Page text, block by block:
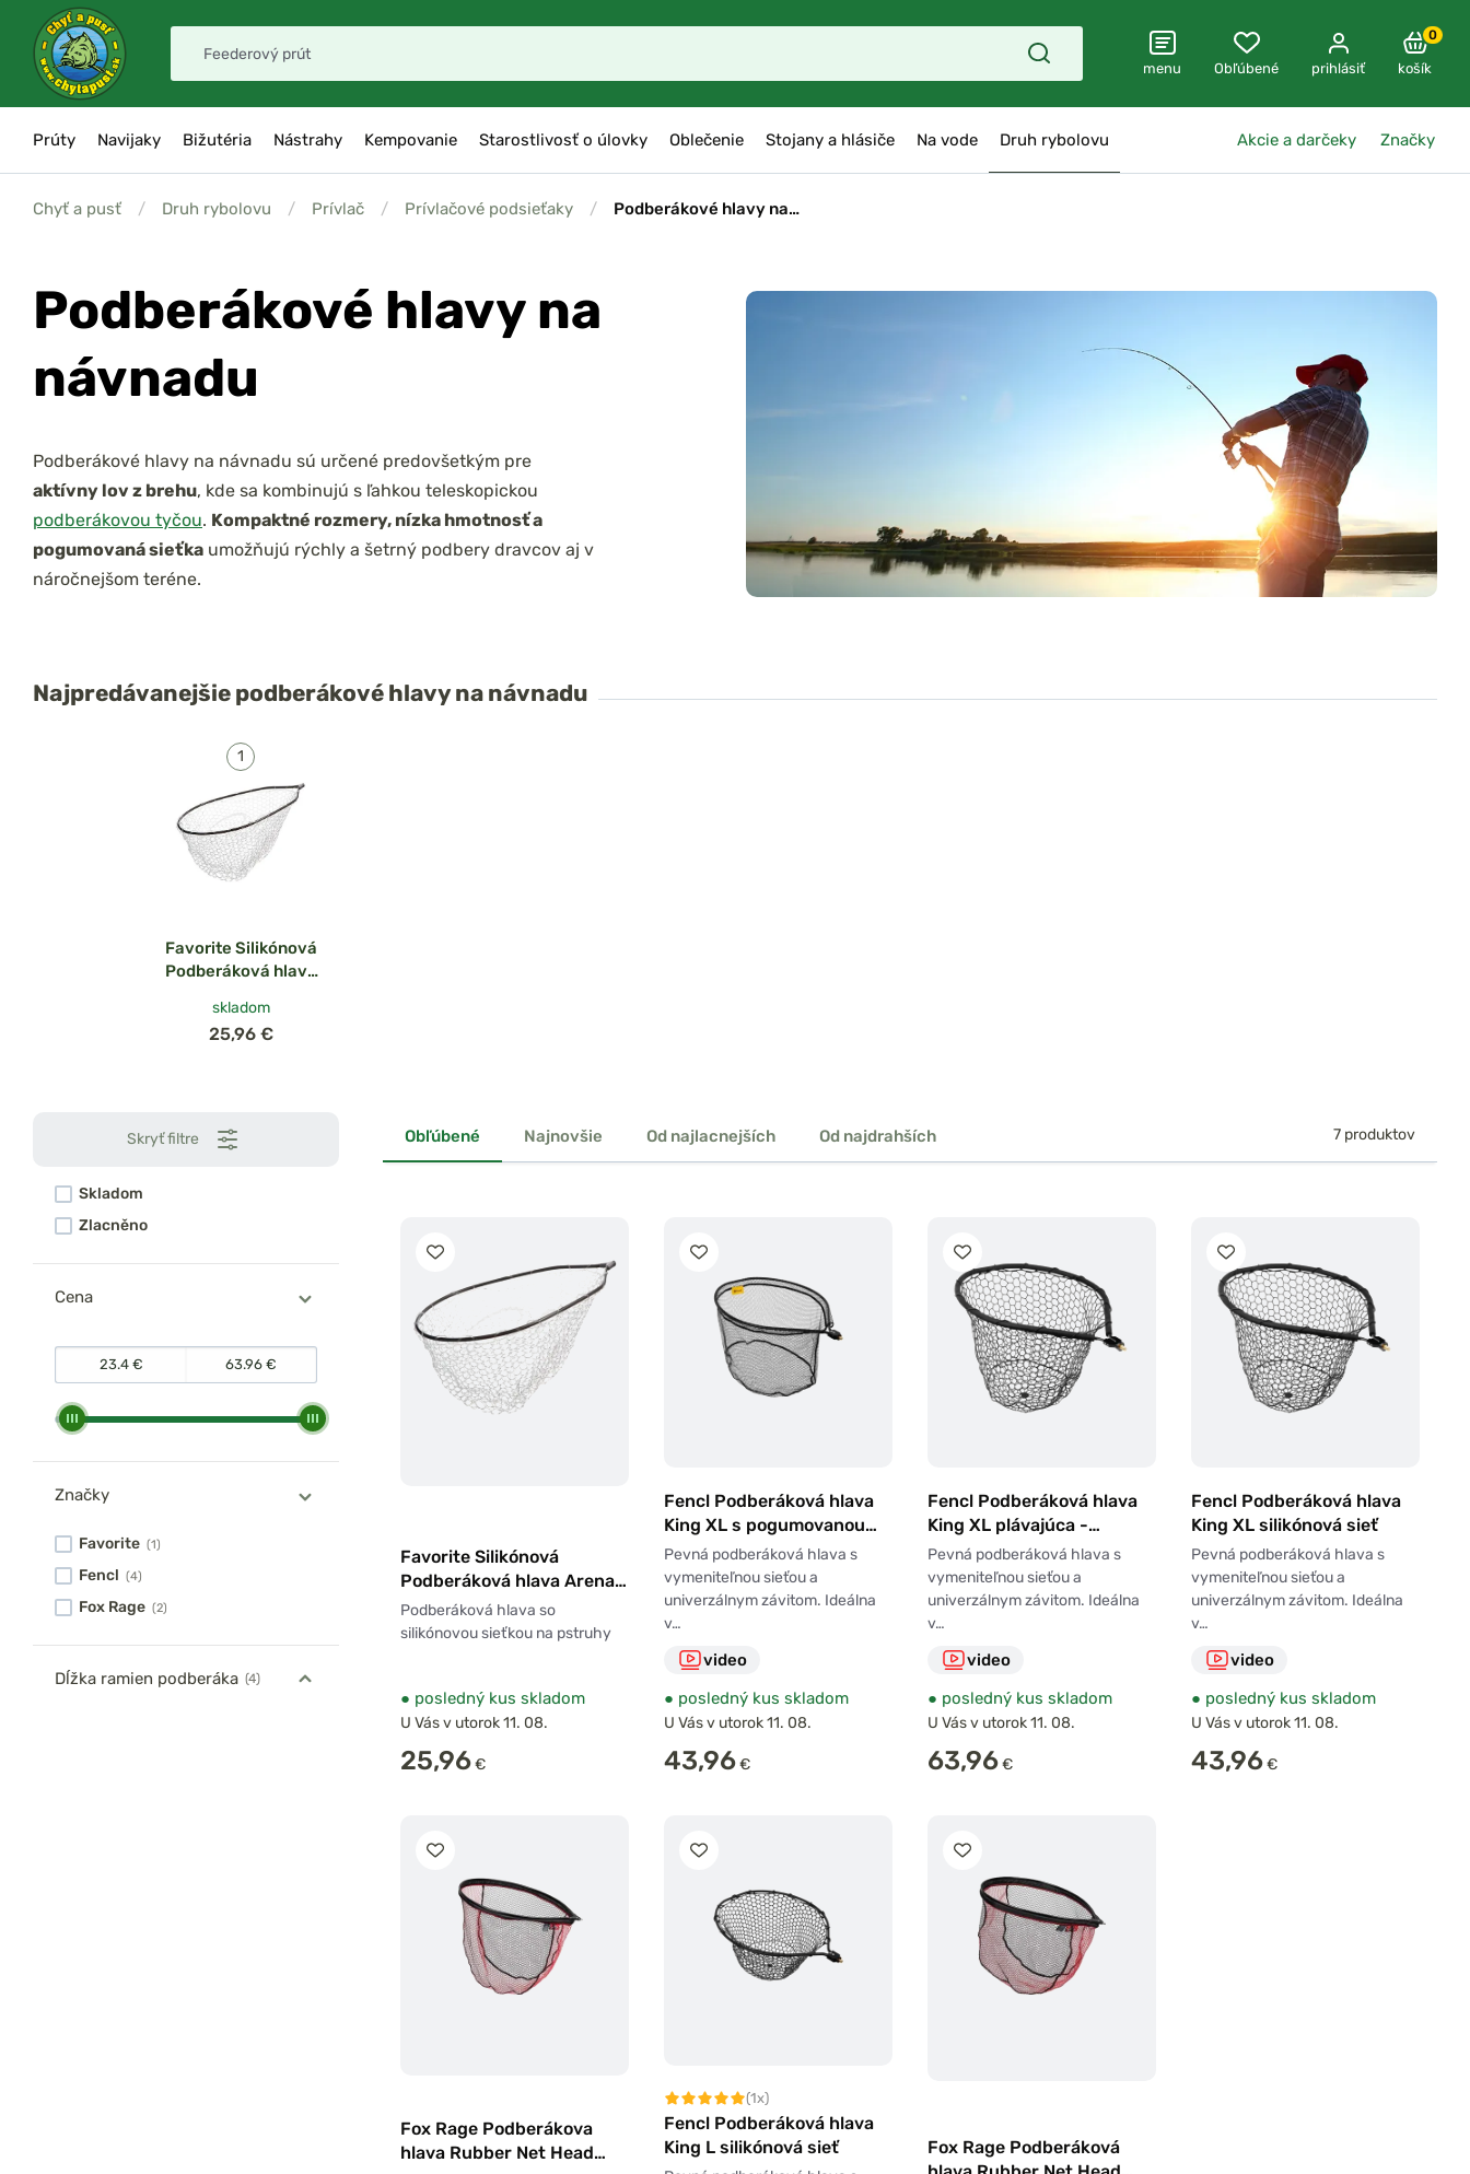
menu Obľúbené prihlásiť
0
košík
Prúty Navijaky Bižutéria Nástrahy Kempovanie Starostlivosť o úlovky Oblečenie Stojany a hlásiče Na vode Druh rybolovu Akcie a darčeky Značky
Chyť a pusť / Druh rybolovu / Prívlač / Prívlačové podsieťaky / Podberákové hlavy na…
Podberákové hlavy na
návnadu
Podberákové hlavy na návnadu sú určené predovšetkým pre
aktívny lov z brehu, kde sa kombinujú s ľahkou teleskopickou
podberákovou tyčou. Kompaktné rozmery, nízka hmotnosť a
pogumovaná sieťka umožňujú rýchly a šetrný podbery dravcov aj v
náročnejšom teréne.
Najpredávanejšie podberákové hlavy na návnadu
Favorite Silikónová
Podberáková hlava
skladom
25,96 €
Skryť filtre
Skladom
Zlacněno
Cena
Značky
Favorite (1)
Fencl (4)
Fox Rage (2)
Dĺžka ramien podberáka (4)
Obľúbené Najnovšie Od najlacnejších Od najdrahších 7 produktov
Favorite Silikónová
Podberáková hlava Arena
so závitom
Podberáková hlava so
silikónovou sieťkou na pstruhy
● posledný kus skladom
U Vás v utorok 11. 08.
25,96€
Fencl Podberáková hlava
King XL s pogumovanou
sieťou
Pevná podberáková hlava s
vymeniteľnou sieťou a
univerzálnym závitom. Ideálna
v…
video
● posledný kus skladom
U Vás v utorok 11. 08.
43,96€
Fencl Podberáková hlava
King XL plávajúca -
silikónová sieť
Pevná podberáková hlava s
vymeniteľnou sieťou a
univerzálnym závitom. Ideálna
v…
video
● posledný kus skladom
U Vás v utorok 11. 08.
63,96€
Fencl Podberáková hlava
King XL silikónová sieť
Pevná podberáková hlava s
vymeniteľnou sieťou a
univerzálnym závitom. Ideálna
v…
video
● posledný kus skladom
U Vás v utorok 11. 08.
43,96€
Fox Rage Podberákova
hlava Rubber Net Head
(1x)
Fencl Podberáková hlava
King L silikónová sieť
Fox Rage Podberáková